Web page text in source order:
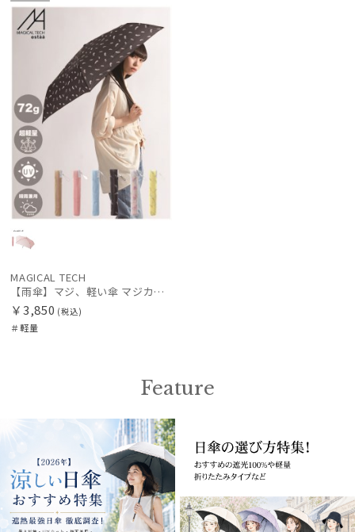
UNISE
X
MAGICAL TECH
【雨傘】マジ、軽い傘 マジカルテック (MAGICAL TECH) フェザー【公式ムーンバット】 レディース メンズ ユニセックス 男女兼用 晴雨兼用 超軽量 UV
￥3,850 (税込)
＃軽量
Feature